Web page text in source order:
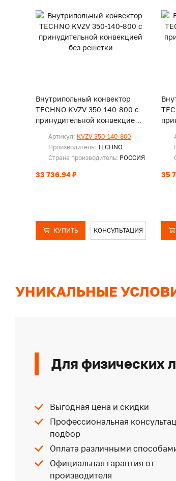
Внутрипольный конвектор
TECHNO KVZV 350-140-800 с
принудительной конвекцией
Артикул: KVZV 350-140-800
Производитель: TECHNO
Страна производитель: РОССИЯ
33 736.94 ₽
КУПИТЬ КОНСУЛЬТАЦИЯ
35
УНИКАЛЬНЫЕ
Для физических
Выгодная цена и скидки
Профессиональная
подбор
Оплата различными
Официальная гарантия от
производителя